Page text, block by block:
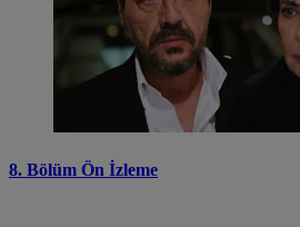
8. Bölüm Ön İzleme